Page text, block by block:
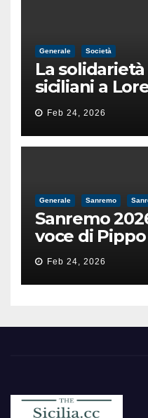
Generale Società
La
siciliani a
il valore e la
dell’umanità»
Feb 24, 2026
Generale Sanremo
Sanremo
voce di
Feb 24, 2026